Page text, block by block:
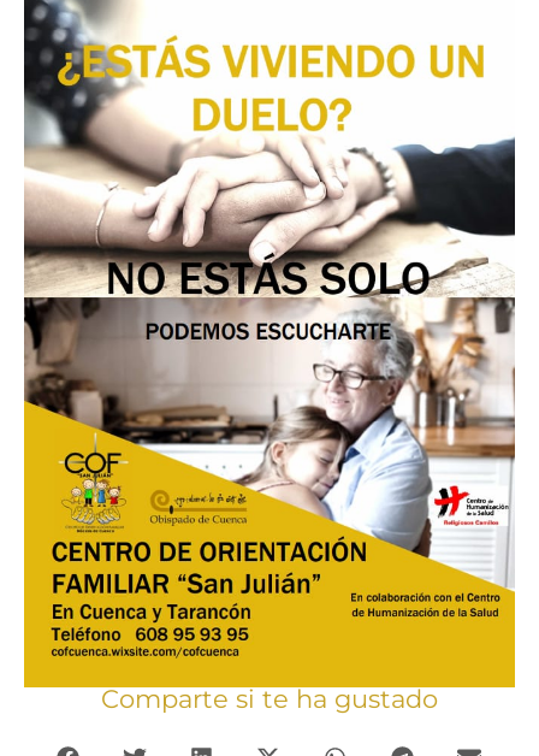
Comparte si te ha gustado